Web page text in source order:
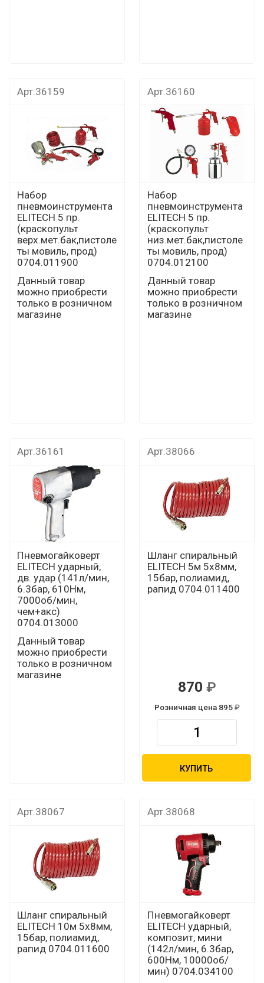
Арт.36159
Набор
пневмоинструмента
ELITECH 5 пр.
(краскопульт
верх.мет.бак,пистоле
ты мовиль, прод)
0704.011900
Данный товар
можно приобрести
только в розничном
магазине
Арт.36160
Набор
пневмоинструмента
ELITECH 5 пр.
(краскопульт
низ.мет.бак,пистоле
ты мовиль, прод)
0704.012100
Данный товар
можно приобрести
только в розничном
магазине
Арт.36161
Пневмогайковерт
ELITECH ударный,
дв. удар (141л/мин,
6.3бар, 610Нм,
7000об/мин,
чем+акс)
0704.013000
Данный товар
можно приобрести
только в розничном
магазине
Арт.38066
Шланг спиральный
ELITECH 5м 5х8мм,
15бар, полиамид,
рапид 0704.011400
870
Розничная цена 895
КУПИТЬ
Арт.38067
Шланг спиральный
ELITECH 10м 5х8мм,
15бар, полиамид,
рапид 0704.011600
Арт.38068
Пневмогайковерт
ELITECH ударный,
композит, мини
(142л/мин, 6.3бар,
600Нм, 10000об/
мин) 0704.034100